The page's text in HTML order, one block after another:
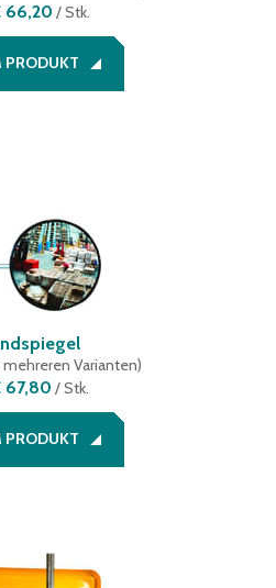
66,20 / Stk.
PRODUKT
Varianten)
67,80 / Stk.
PRODUKT